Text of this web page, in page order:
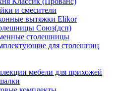
и смесители
вытяжки Elikor
Союз(дсп)
столешницы
для столешниц
мебели для прихожей